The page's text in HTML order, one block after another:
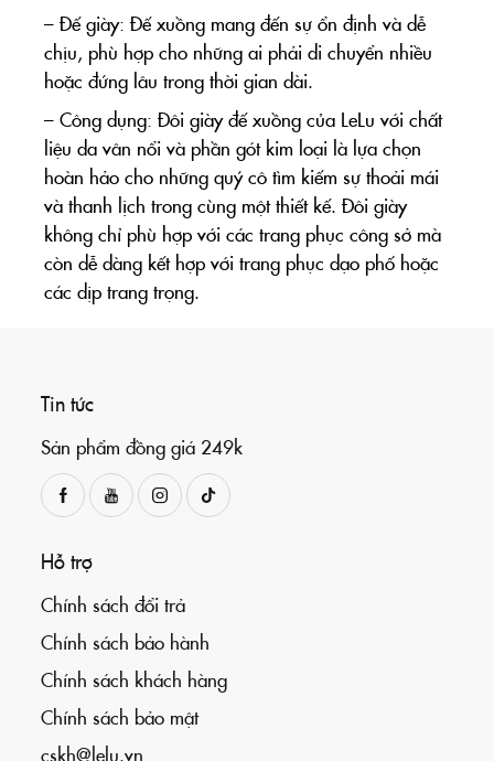
– Đế giày: Đế xuồng mang đến sự ổn định và dễ
chịu, phù hợp cho những ai phải di chuyển nhiều
hoặc đứng lâu trong thời gian dài.
– Công dụng: Đôi giày đế xuồng của LeLu với chất
liệu da vân nổi và phần gót kim loại là lựa chọn
hoàn hảo cho những quý cô tìm kiếm sự thoải mái
và thanh lịch trong cùng một thiết kế. Đôi giày
không chỉ phù hợp với các trang phục công sở mà
còn dễ dàng kết hợp với trang phục dạo phố hoặc
các dịp trang trọng.
Tin tức
Sản phẩm đồng giá 249k
Hỗ trợ
Chính sách đổi trả
Chính sách bảo hành
Chính sách khách hàng
Chính sách bảo mật
cskh@lelu.vn